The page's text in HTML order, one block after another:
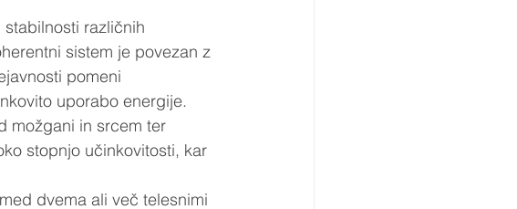
različnih
sistem je povezan z
pomeni
uporabo energije.
možgani in srcem ter
stopnjo učinkovitosti, kar
dvema ali več telesnimi